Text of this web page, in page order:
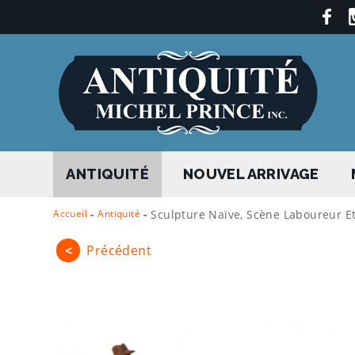
ANTIQUITÉ NOUVEL ARRIVAGE
Accueil - Antiquité - Sculpture Naïve, Scène Laboureur
< Précédent